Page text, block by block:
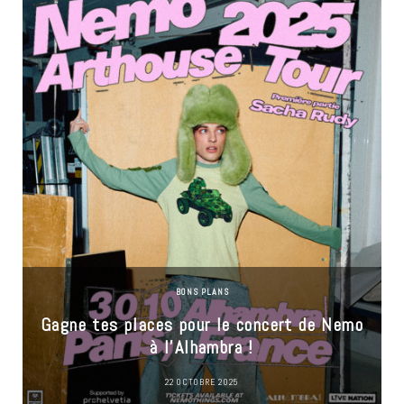
BONS PLANS
Gagne tes places pour le concert de Nemo
à l’Alhambra !
22 OCTOBRE 2025